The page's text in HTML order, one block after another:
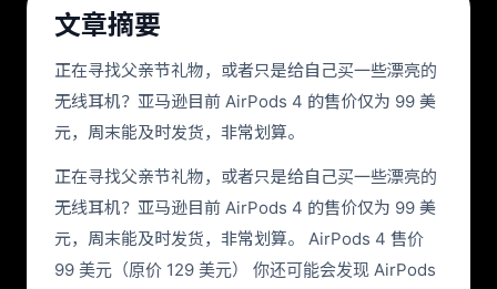
文章摘要
正在寻找父亲节礼物，或者只是给自己买一些漂亮的
无线耳机？亚马逊目前 AirPods 4 的售价仅为 99 美
元，周末能及时发货，非常划算。
正在寻找父亲节礼物，或者只是给自己买一些漂亮的
无线耳机？亚马逊目前 AirPods 4 的售价仅为 99 美
元，周末能及时发货，非常划算。 AirPods 4 售价
99 美元（原价 129 美元） 你还可能会发现 AirPods